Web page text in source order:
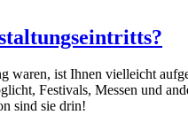
ist Ihnen vielleicht
Festivals, Messen und
sind sie drin!